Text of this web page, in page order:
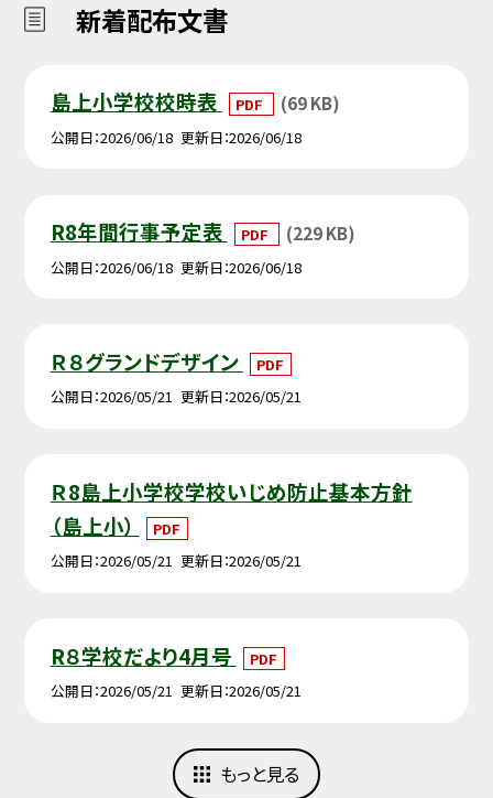
新着配布文書
島上小学校校時表 PDF (69 KB)
公開日 2026/06/18 更新日 2026/06/18
R8年間行事予定表 PDF (229 KB)
公開日 2026/06/18 更新日 2026/06/18
Ｒ８グランドデザイン
PDF
公開日 2026/05/21 更新日 2026/05/21
Ｒ8島上小学校学校いじめ防止基本方針
（島上小）
PDF
公開日 2026/05/21 更新日 2026/05/21
R８学校だより4月号
PDF
公開日 2026/05/21 更新日 2026/05/21
もっと見る